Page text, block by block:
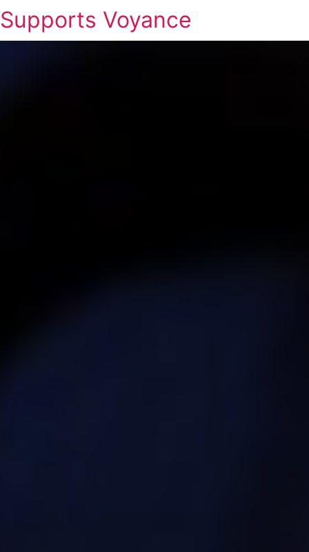
Supports Voyance